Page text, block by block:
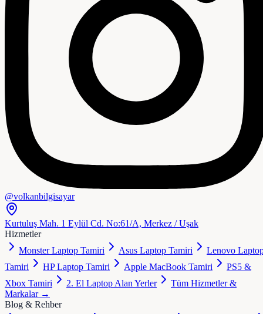
@volkanbilgisayar
Kurtuluş Mah. 1 Eylül Cd. No:61/A, Merkez / Uşak
Hizmetler
Monster Laptop Tamiri
Asus Laptop Tamiri
Lenovo
Tamiri
HP Laptop Tamiri Apple MacBook Tamiri
PS5 &
Xbox Tamiri
2. El Laptop Alan Yerler
Tüm Hizmetler &
Markalar →
Blog & Rehber